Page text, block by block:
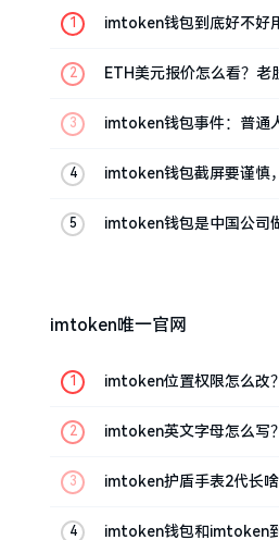
imtoken钱包到底好不好
ETH美元报价怎么看？老
imtoken钱包事件：普通
imtoken钱包截屏要谨慎
imtoken钱包是中国公司
imtoken唯一官网
imtoken位置权限怎么改
imtoken英文字母怎么写
imtoken护盾手表2代长
imtoken钱包和imtoken